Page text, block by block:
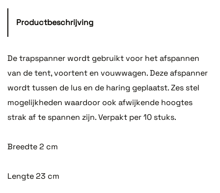
Productbeschrijving
De trapspanner wordt gebruikt voor het afspannen
van de tent, voortent en vouwwagen. Deze afspanner
wordt tussen de lus en de haring geplaatst. Zes stel
mogelijkheden waardoor ook afwijkende hoogtes
strak af te spannen zijn. Verpakt per 10 stuks.
Breedte 2 cm
Lengte 23 cm